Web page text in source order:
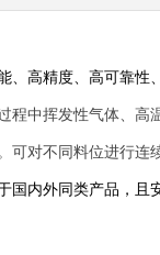
、高精度、高可靠
程中挥发性气体、
可对不同料位进行连
国内外同类产品，且